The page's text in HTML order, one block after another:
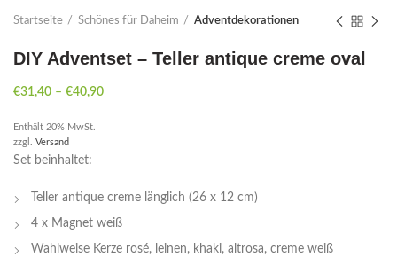
Startseite Schönes für Daheim Adventdekorationen
DIY Adventset – Teller antique creme oval
€31,40 – €40,90
Enthält 20% MwSt.
zzgl. Versand
Set beinhaltet:
Teller antique creme länglich (26 x 12 cm)
4 x Magnet weiß
Wahlweise Kerze rosé, leinen, khaki, altrosa, creme weiß